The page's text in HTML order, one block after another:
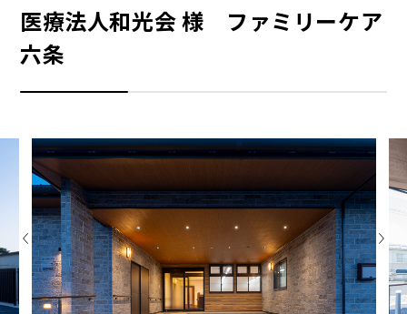
医療法人和光会 様 ファミリーケア
六条